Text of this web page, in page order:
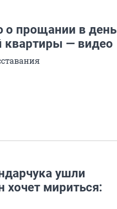
о прощании в день
квартиры — видео
ушли
мириться: